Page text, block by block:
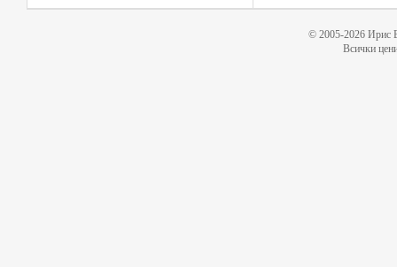
© 2005-2026 Ирис
Всички